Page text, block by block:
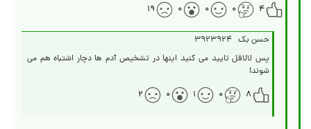
۴
۰ ۰ ۰ ۱۹
حسن بک ۳۹۲۳۹۲۴
پس لالاقل تایید می کنید اینها در تشخیص آدم ها دچار اشتباه هم می
شوند!
۸
۰ ۱ ۰ ۲